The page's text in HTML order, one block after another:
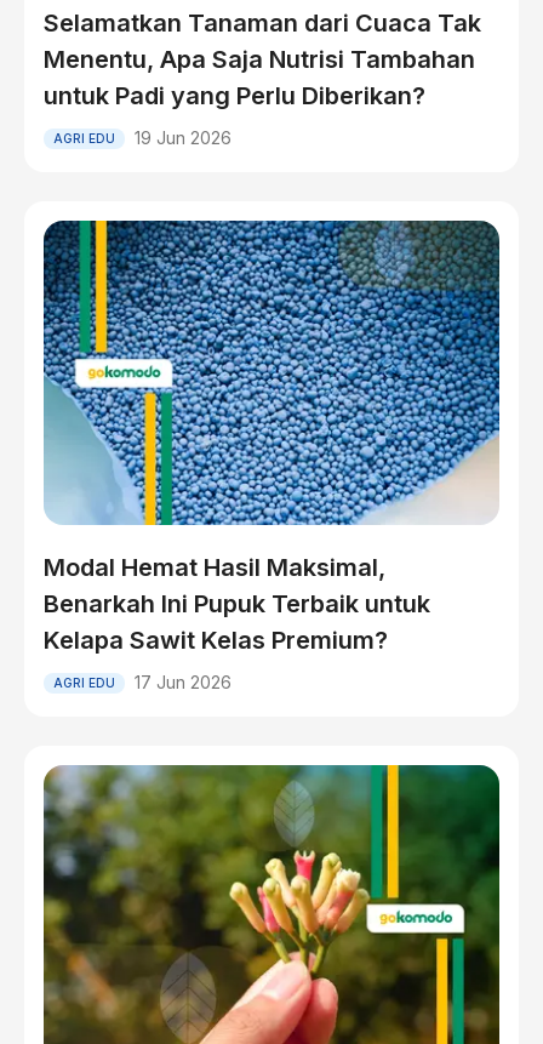
Selamatkan Tanaman dari Cuaca Tak
Menentu, Apa Saja Nutrisi Tambahan
untuk Padi yang Perlu Diberikan?
AGRI EDU 19 Jun 2026
Modal Hemat Hasil Maksimal,
Benarkah Ini Pupuk Terbaik untuk
Kelapa Sawit Kelas Premium?
AGRI EDU 17 Jun 2026